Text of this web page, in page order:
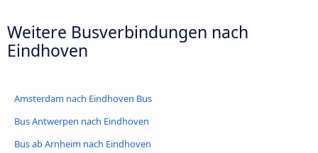
Weitere Busverbindungen nach
Eindhoven
Amsterdam nach Eindhoven Bus
Bus Antwerpen nach Eindhoven
Bus ab Arnheim nach Eindhoven